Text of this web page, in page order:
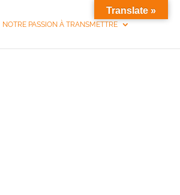
NOTRE PASSION À TRANSMETTRE
Translate »